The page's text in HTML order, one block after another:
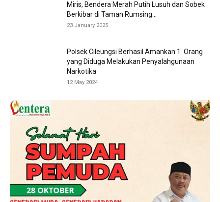
Miris, Bendera Merah Putih Lusuh dan Sobek
Berkibar di Taman Rumsing...
23 January 2025
Polsek Cileungsi Berhasil Amankan 1 Orang
yang Diduga Melakukan Penyalahgunaan
Narkotika
12 May 2024